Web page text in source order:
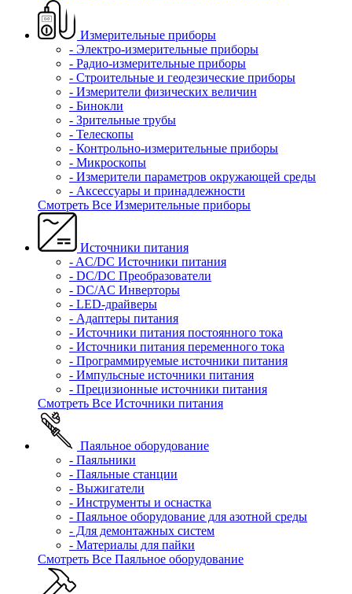
Измерительные приборы
- Электро-измерительные приборы
- Радио-измерительные приборы
- Строительные и геодезические приборы
- Измерители физических величин
- Бинокли
- Зрительные трубы
- Телескопы
- Контрольно-измерительные приборы
- Микроскопы
- Измерители параметров окружающей среды
- Аксессуары и принадлежности
Смотреть Все Измерительные приборы
Источники питания
- AC/DC Источники питания
- DC/DC Преобразователи
- DC/AC Инверторы
- LED-драйверы
- Адаптеры питания
- Источники питания постоянного тока
- Источники питания переменного тока
- Программируемые источники питания
- Импульсные источники питания
- Прецизионные источники питания
Смотреть Все Источники питания
Паяльное оборудование
- Паяльники
- Паяльные станции
- Выжигатели
- Инструменты и оснастка
- Паяльное оборудование для азотной среды
- Для демонтажных систем
- Материалы для пайки
Смотреть Все Паяльное оборудование